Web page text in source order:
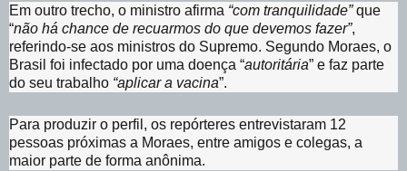
Em outro trecho, o ministro afirma “com tranquilidade”que
“não há chance de recuarmos do que devemos fazer”,
referindo-se aos ministros do Supremo. Segundo Moraes, o
Brasil foi infectado por uma doença “autoritária” e faz parte
do seu trabalho “aplicar a vacina”.
Para produzir o perfil, os repórteres entrevistaram 12
pessoas próximas a Moraes, entre amigos e colegas, a
maior parte de forma anônima.